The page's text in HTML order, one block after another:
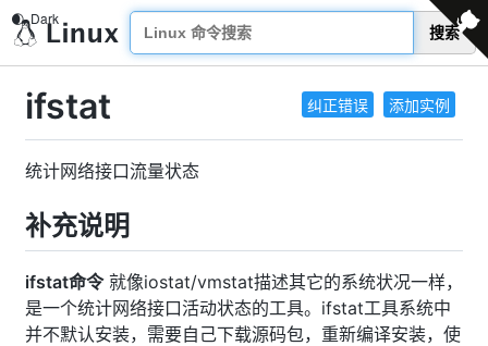
搜索
纠正错误 添加实例
ifstat
统计网络接口流量状态
补充说明
ifstat命令就像iostat/vmstat描述其它的系统状况一样，
是一个统计网络接口活动状态的工具。ifstat工具系统中
并不默认安装，需要自己下载源码包，重新编译安装，使